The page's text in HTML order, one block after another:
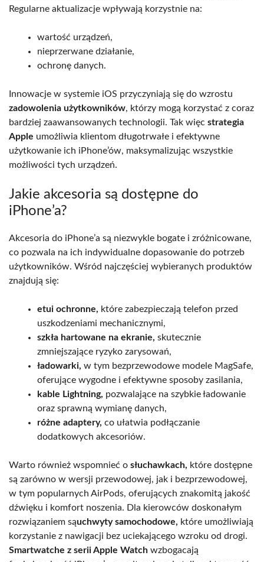
Regularne aktualizacje wpływają korzystnie na:
wartość urządzeń,
nieprzerwane działanie,
ochronę danych.
Innowacje w systemie iOS przyczyniają się do wzrostu
zadowolenia użytkowników, którzy mogą korzystać z coraz
bardziej zaawansowanych technologii. Tak więc strategia
Apple umożliwia klientom długotrwałe i efektywne
użytkowanie ich iPhone’ów, maksymalizując wszystkie
możliwości tych urządzeń.
Jakie akcesoria są dostępne do
iPhone’a?
Akcesoria do iPhone’a są niezwykle bogate i zróżnicowane,
co pozwala na ich indywidualne dopasowanie do potrzeb
użytkowników. Wśród najczęściej wybieranych produktów
znajdują się:
etui ochronne, które zabezpieczają telefon przed
uszkodzeniami mechanicznymi,
szkła hartowane na ekranie, skutecznie
zmniejszające ryzyko zarysowań,
ładowarki, w tym bezprzewodowe modele MagSafe,
oferujące wygodne i efektywne sposoby zasilania,
kable Lightning, pozwalające na szybkie ładowanie
oraz sprawną wymianę danych,
różne adaptery, co ułatwia podłączanie
dodatkowych akcesoriów.
Warto również wspomnieć o słuchawkach, które dostępne
są zarówno w wersji przewodowej, jak i bezprzewodowej,
w tym popularnych AirPods, oferujących znakomitą jakość
dźwięku i komfort noszenia. Dla kierowców doskonałym
rozwiązaniem sąuchwyty samochodowe, które umożliwiają
korzystanie z nawigacji bez uciekającego wzroku od drogi.
Smartwatche z serii Apple Watch wzbogacają